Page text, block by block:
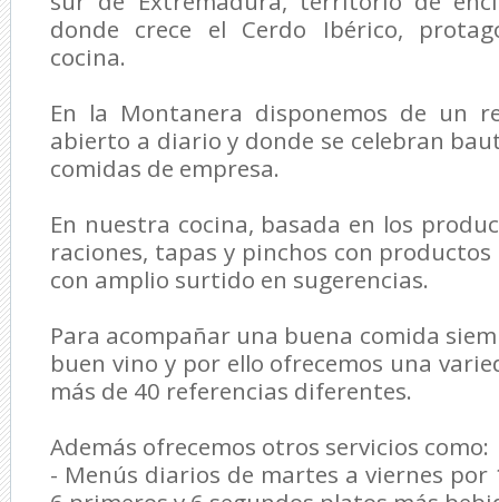
donde crece el Cerdo Ibérico,
cocina.
En la Montanera disponemos de un
abierto a diario y donde se celebran
comidas de empresa.
En nuestra cocina, basada en los
raciones, tapas y pinchos con
con amplio surtido en sugerencias.
Para acompañar una buena comida
buen vino y por ello ofrecemos una
más de 40 referencias diferentes.
Además ofrecemos otros servicios como:
- Menús diarios de martes a viernes por